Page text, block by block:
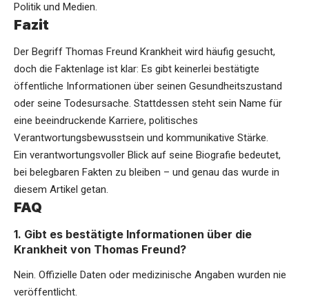
Politik und Medien.
Fazit
Der Begriff Thomas Freund Krankheit wird häufig gesucht,
doch die Faktenlage ist klar: Es gibt keinerlei bestätigte
öffentliche Informationen über seinen Gesundheitszustand
oder seine Todesursache. Stattdessen steht sein Name für
eine beeindruckende Karriere, politisches
Verantwortungsbewusstsein und kommunikative Stärke.
Ein verantwortungsvoller Blick auf seine Biografie bedeutet,
bei belegbaren Fakten zu bleiben – und genau das wurde in
diesem Artikel getan.
FAQ
1. Gibt es bestätigte Informationen über die
Krankheit von Thomas Freund?
Nein. Offizielle Daten oder medizinische Angaben wurden nie
veröffentlicht.